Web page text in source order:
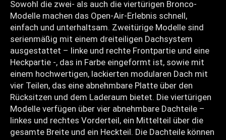
Sowohl die zwei- als auch die viertürigen Bronco-
Modelle machen das Open-Air-Erlebnis schnell,
einfach und unterhaltsam. Zweitürige Modelle sind
serienmäßig mit einem dreiteiligen Dachsystem
ausgestattet – linke und rechte Frontpartie und eine
Heckpartie -, das in Farbe eingeformt ist, sowie mit
einem hochwertigen, lackierten modularen Dach mit
vier Teilen, das eine abnehmbare Platte über den
Rücksitzen und dem Laderaum bietet. Die viertürigen
Modelle verfügen über vier abnehmbare Dachteile –
linkes und rechtes Vorderteil, ein Mittelteil über die
gesamte Breite und ein Heckteil. Die Dachteile können